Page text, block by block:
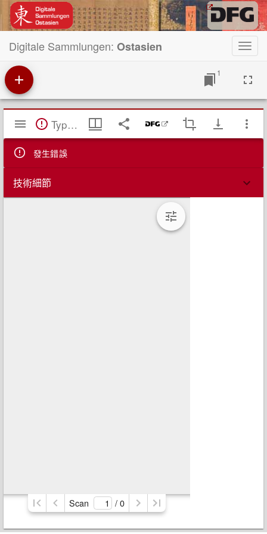
Digitale Sammlungen: Ostasien
1
Mirador
覽
TypeError: Failed to fetch
發生錯誤
技術細節
Scan / 0